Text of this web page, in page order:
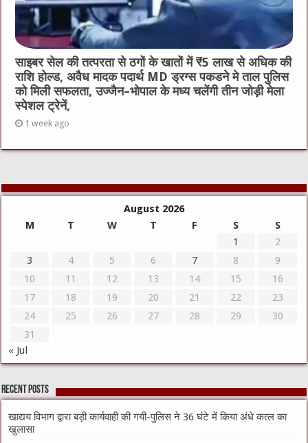
साइबर सेल की तत्परता से ठगों के खातों में ₹5 लाख से अधिक की
राशि होल्ड, अवैध मादक पदार्थ MD ड्रग्स पकडने मे ताल पुलिस
को मिली सफलता, उज्जैन–भोपाल के मध्य चलेंगी तीन जोड़ी मेला
स्पेशल ट्रेनें,
1 week ago
August 2026
M
T W T F S
S
1
2
3
4 5 6 7 8
9
10
11 12 13 14 15
16
17
18 19 20 21 22
23
24
25 26 27 28 29
30
31
« Jul
Recent Posts
खाद्यय विभाग द्वारा बड़ी कार्यवाही की गयी-पुलिस ने 36 घंटे में किया अंधे कत्ल का
खुलासा